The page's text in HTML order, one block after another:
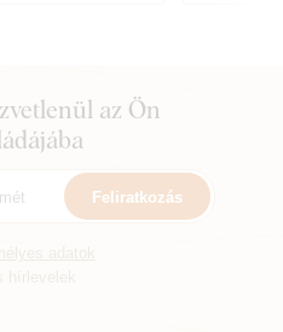
az Ön
Feliratkozás